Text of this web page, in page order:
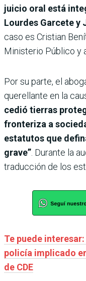
juicio oral está
Lourdes Garcete y
caso es Cristian
Ministerio Público y
Por su parte, el
querellante en la
cedió tierras
fronteriza a
estatutos que
grave” . Durante la
traducción de los
Te puede
policía implicado
de CDE